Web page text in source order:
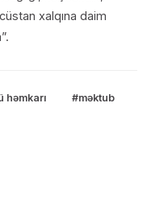
xalqına daim
həmkarı #məktub